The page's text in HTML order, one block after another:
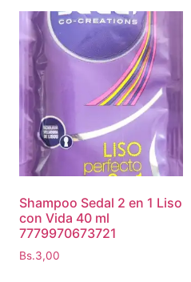
Shampoo Sedal 2 en 1 Liso
con Vida 40 ml
7779970673721
Bs.3,00